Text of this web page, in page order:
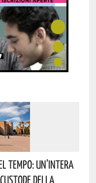
Tempo: Un’intera
Della